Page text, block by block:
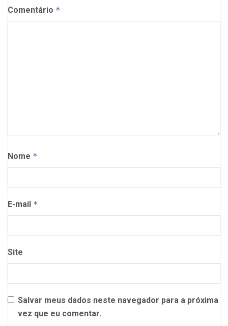
Comentário *
Nome *
E-mail *
Site
Salvar meus dados neste navegador para a próxima
vez que eu comentar.